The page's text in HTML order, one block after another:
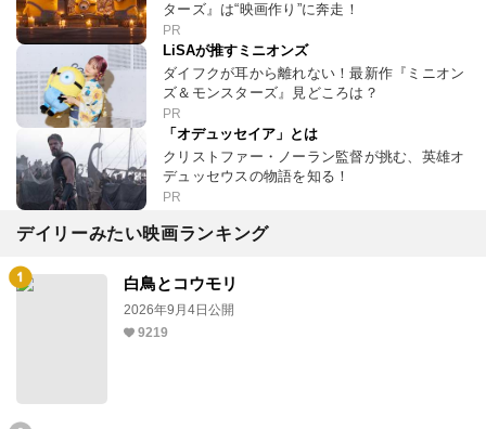
ターズ』は“映画作り”に奔走！
PR
LiSAが推すミニオンズ
ダイフクが耳から離れない！最新作『ミニオン
ズ＆モンスターズ』見どころは？
PR
「オデュッセイア」とは
クリストファー・ノーラン監督が挑む、英雄オ
デュッセウスの物語を知る！
PR
デイリーみたい映画ランキング
白鳥とコウモリ
2026年9月4日公開
9219